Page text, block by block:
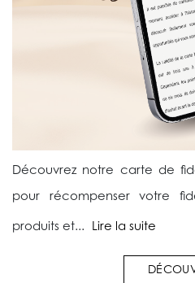
Découvrez notre carte de
pour récompenser votre
produits et... Lire la suite